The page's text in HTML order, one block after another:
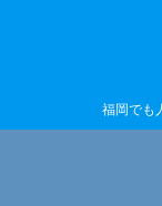
福岡でも